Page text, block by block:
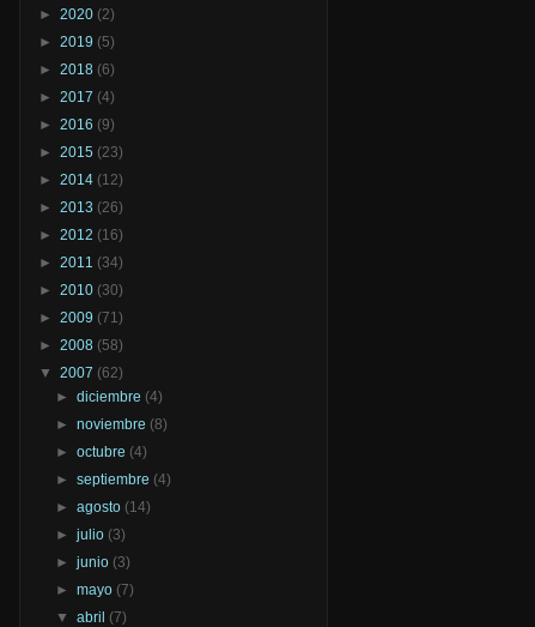
► 2020 (2)
► 2019 (5)
► 2018 (6)
► 2017 (4)
► 2016 (9)
► 2015 (23)
► 2014 (12)
► 2013 (26)
► 2012 (16)
► 2011 (34)
► 2010 (30)
► 2009 (71)
► 2008 (58)
▼ 2007 (62)
►diciembre (4)
►noviembre (8)
►octubre (4)
►septiembre (4)
►agosto (14)
►julio (3)
►junio (3)
►mayo (7)
▼abril (7)